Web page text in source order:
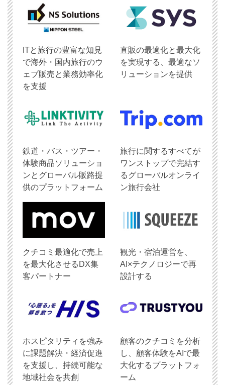
ITと旅行の豊富な知見
で海外・国内旅行のウ
ェブ販売と業務効率化
を支援
直販の最適化と最大化
を実現する、最適なソ
リューションを提供
鉄道・バス・ツアー・
体験商品ソリューショ
ンとグローバル販路提
供のプラットフォーム
旅行に関するすべてが
ワンストップで完結す
るグローバルオンライ
ン旅行会社
クチコミ最適化で売上
を最大化させるDX集
客パートナー
観光・宿泊運営を、
AI×テクノロジーで再
設計する
ホスピタリティを強み
に課題解決・経済促進
を支援し、持続可能な
地域社会を共創
顧客のクチコミを分析
し、顧客体験をAIで最
大化するプラットフォ
ーム